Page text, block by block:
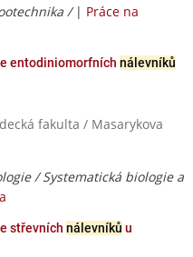
/ | Práce na
entodiniomorfních nálevníků
fakulta / Masarykova
/ Systematická biologie a
střevních nálevníků u